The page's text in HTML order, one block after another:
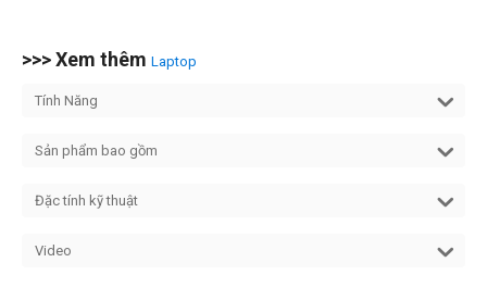
>>> Xem thêm Laptop
Tính Năng
Sản phẩm bao gồm
Đặc tính kỹ thuật
Video